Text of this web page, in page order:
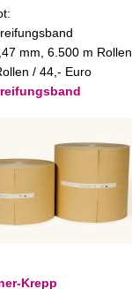
mm, 6.500 m Rollen
/ 44,- Euro
Krepp